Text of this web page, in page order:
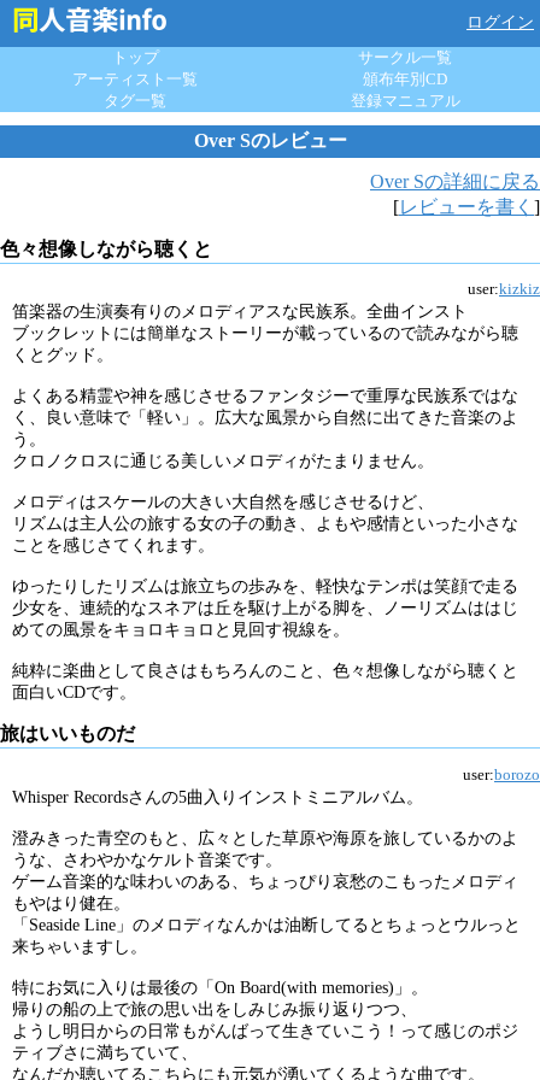
ログイン
トップ
サークル一覧
アーティスト一覧
頒布年別CD
タグ一覧
登録マニュアル
Over Sのレビュー
Over Sの詳細に戻る
[レビューを書く ]
色々想像しながら聴くと
user:kizkiz
笛楽器の生演奏有りのメロディアスな民族系。全曲インスト
ブックレットには簡単なストーリーが載っているので読みながら聴
くとグッド。
よくある精霊や神を感じさせるファンタジーで重厚な民族系ではな
く、良い意味で「軽い」。広大な風景から自然に出てきた音楽のよ
う。
クロノクロスに通じる美しいメロディがたまりません。
メロディはスケールの大きい大自然を感じさせるけど、
リズムは主人公の旅する女の子の動き、よもや感情といった小さな
ことを感じさてくれます。
ゆったりしたリズムは旅立ちの歩みを、軽快なテンポは笑顔で走る
少女を、連続的なスネアは丘を駆け上がる脚を、ノーリズムははじ
めての風景をキョロキョロと見回す視線を。
純粋に楽曲として良さはもちろんのこと、色々想像しながら聴くと
面白いCDです。
旅はいいものだ
user:borozo
Whisper Recordsさんの5曲入りインストミニアルバム。
澄みきった青空のもと、広々とした草原や海原を旅しているかのよ
うな、さわやかなケルト音楽です。
ゲーム音楽的な味わいのある、ちょっぴり哀愁のこもったメロディ
もやはり健在。
「Seaside Line」のメロディなんかは油断してるとちょっとウルっと
来ちゃいますし。
特にお気に入りは最後の「On Board(with memories)」。
帰りの船の上で旅の思い出をしみじみ振り返りつつ、
ようし明日からの日常もがんばって生きていこう！って感じのポジ
ティブさに満ちていて、
なんだか聴いてるこちらにも元気が湧いてくるような曲です。